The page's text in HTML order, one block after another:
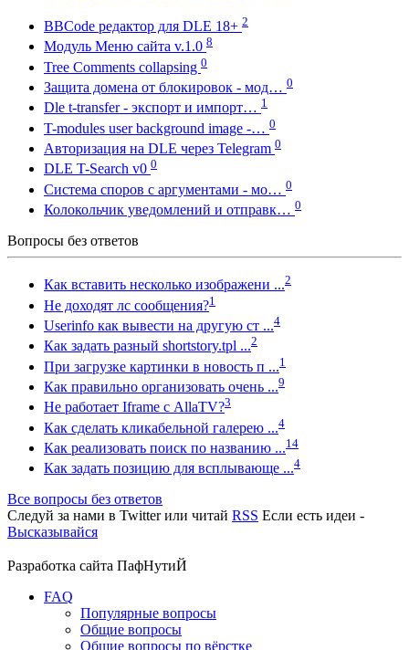
BBCode редактор для DLE 18+ 2
Модуль Меню сайта v.1.0 8
Tree Comments collapsing 0
Защита домена от блокировок - мод… 0
Dle t-transfer - экспорт и импорт… 1
T-modules user background image -… 0
Авторизация на DLE через Telegram 0
DLE T-Search v0 0
Система споров с аргументами - мо… 0
Колокольчик уведомлений и отправк… 0
Вопросы без ответов
Как вставить несколько изображени ...2
Не доходят лс сообщения?1
Userinfo как вывести на другую ст ...4
Как задать разный shortstory.tpl ...2
При загрузке картинки в новость п ...1
Как правильно организовать очень ...9
Не работает Iframe с AllaTV?3
Как сделать кликабельной галерею ...4
Как реализовать поиск по названию ...14
Как задать позицию для всплывающе ...4
Все вопросы без ответов
Следуй за нами в Twitterили читай RSS Если есть идеи -
Высказывайся
Разработка сайта ПафНутиЙ
FAQ
Популярные вопросы
Общие вопросы
Общие вопросы по вёрстке